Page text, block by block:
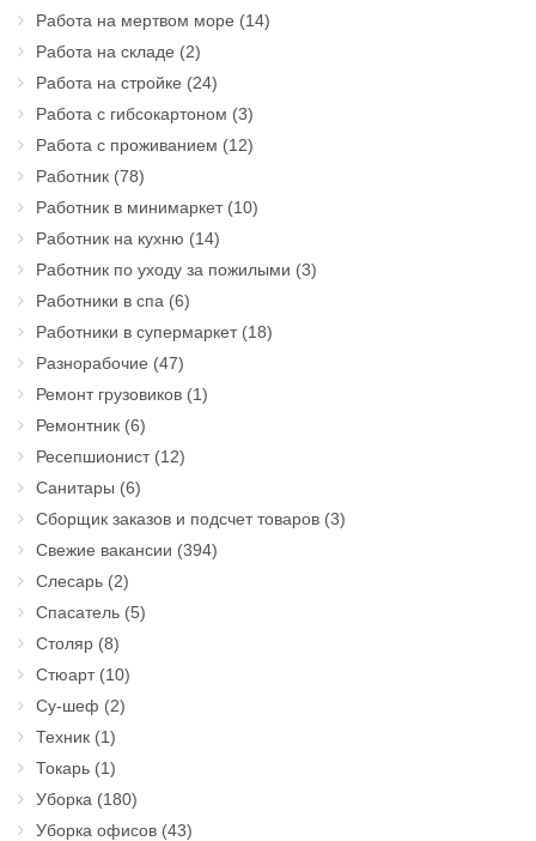
Работа на мертвом море (14)
Работа на складе (2)
Работа на стройке (24)
Работа с гибсокартоном (3)
Работа с проживанием (12)
Работник (78)
Работник в минимаркет(10)
Работник на кухню (14)
Работник по уходу за пожилыми (3)
Работники в спа (6)
Работники в супермаркет(18)
Разнорабочие (47)
Ремонт грузовиков (1)
Ремонтник (6)
Ресепшионист(12)
Санитары (6)
Сборщик заказов и подсчет товаров (3)
Свежие вакансии (394)
Слесарь (2)
Спасатель (5)
Столяр (8)
Стюарт(10)
Су-шеф (2)
Техник (1)
Токарь (1)
Уборка (180)
Уборка офисов (43)